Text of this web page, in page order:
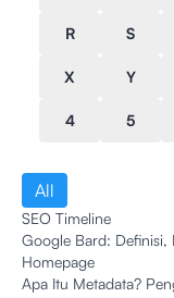
R S
X Y
4 5
All
SEO Timeline
Google Bard:
Homepage
Apa Itu Metadata?